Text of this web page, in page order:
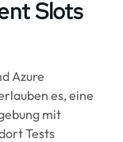
Slots
Azure
es, eine
mit
Tests